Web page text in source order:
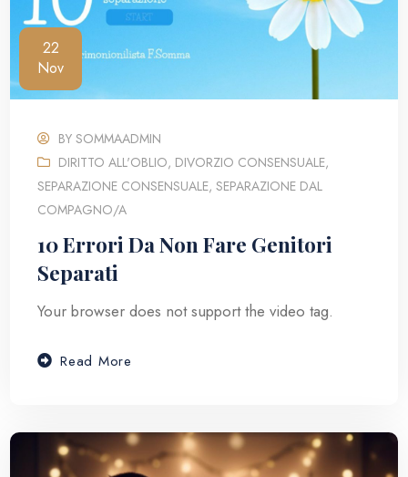
22
Nov
BYSOMMAADMIN
DIRITTO ALL'OBLIO, DIVORZIO CONSENSUALE,
SEPARAZIONE CONSENSUALE,SEPARAZIONE DAL
COMPAGNO/A
10 Errori Da Non Fare Genitori
Separati
Your browser does not support the video tag.
Read More